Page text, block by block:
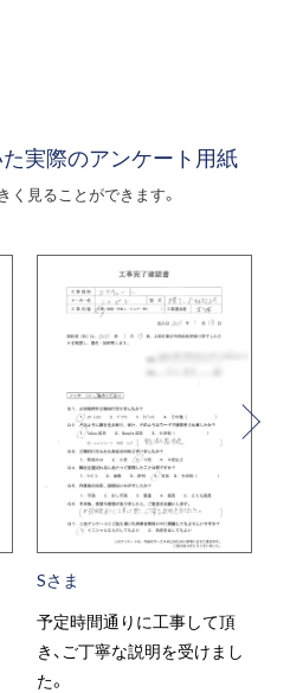
実際のアンケート用紙
く見ることができます。
に工事して頂
説明を受けまし
当日対応がとて
た。